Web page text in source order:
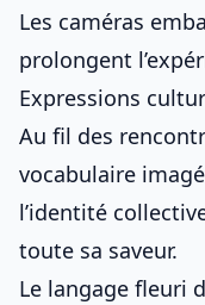
Les caméras
prolongent
Expressions
Au fil des
vocabulaire
l’identité
toute sa saveur.
Le langage fleuri